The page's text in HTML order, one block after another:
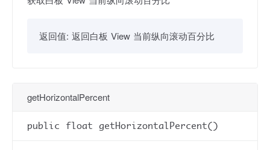
返回值: 返回白板 View 当前纵向滚动百分比
getHorizontalPercent
public float getHorizontalPercent()